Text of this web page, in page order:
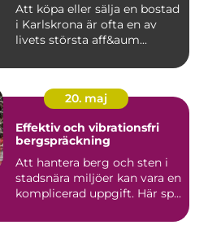
Att köpa eller sälja en bostad
i Karlskrona är ofta en av
livets största aff&aum...
20. maj
Effektiv och vibrationsfri
bergspräckning
Att hantera berg och sten i
stadsnära miljöer kan vara en
komplicerad uppgift. Här sp...